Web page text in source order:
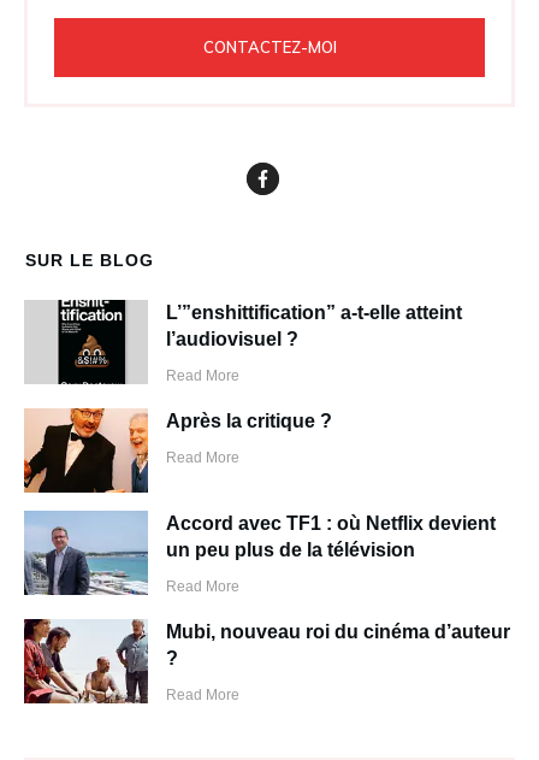
CONTACTEZ-MOI
SUR LE BLOG
L’”enshittification” a-t-elle atteint
l’audiovisuel ?
Read More
Après la critique ?
Read More
Accord avec TF1 : où Netflix devient
un peu plus de la télévision
Read More
Mubi, nouveau roi du cinéma d’auteur
?
Read More